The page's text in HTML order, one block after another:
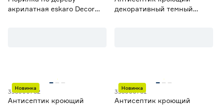
акрилатная eskaro Decor
декоративный темный
Новинка
358000752
Антисептик кроющий
Новинка
358000751
Антисептик кроющий